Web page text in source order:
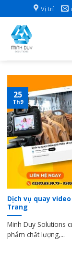
to
content
Vị trí
Dịch vụ quay
Trang
Minh Duy Solutions
phẩm chất lượng,...
25
Th9